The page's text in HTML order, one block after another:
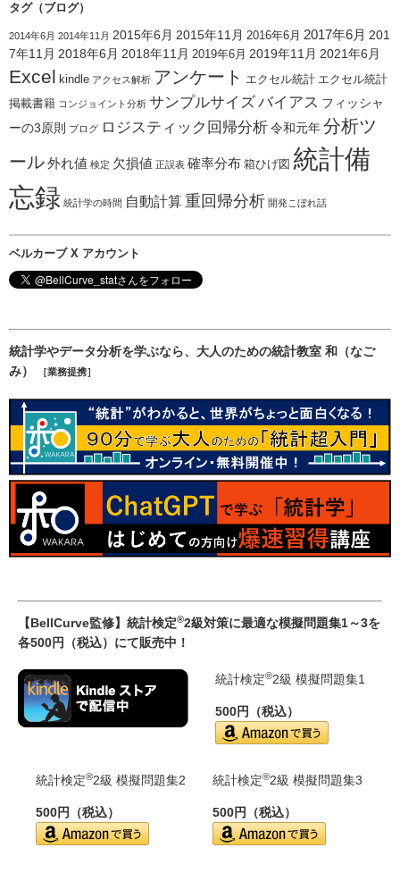
タグ（ブログ）
2014年6月 2014年11月 2015年6月 2015年11月 2016年6月 2017年6月 201
7年11月 2018年6月 2018年11月 2019年6月 2019年11月 2021年6月
Excel kindle アクセス解析 アンケート エクセル統計 エクセル統計
掲載書籍 コンジョイント分析 サンプルサイズバイアス フィッシャ
ーの3原則
ブログ ロジスティック回帰分析令和元年分析ツ
ール外れ値 検定 欠損値 正誤表 確率分布 箱ひげ図 統計備
忘録 統計学の時間 自動計算重回帰分析 開発こぼれ話
ベルカーブ X アカウント
統計学やデータ分析を学ぶなら、大人のための統計教室 和（なご
み）
［業務提携］
【BellCurve監修】統計検定®2級対策に最適な模擬問題集1～3を
各500円（税込）にて販売中！
統計検定®2級 模擬問題集1
500円（税込）
統計検定®2級 模擬問題集2
500円（税込）
統計検定®2級 模擬問題集3
500円（税込）